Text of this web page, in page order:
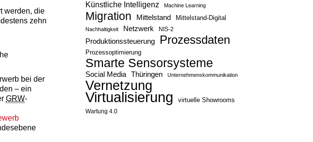
werden, die
zehn
bei der
– ein
GRW-
Künstliche Intelligenz
Machine Learning
Migration Mittelstand Mittelstand-Digital
Nachhaltigkeit Netzwerk NIS-2
Produktionssteuerung Prozessdaten
Prozessoptimierung
Smarte Sensorsysteme
Social Media Thüringen Unternehmenskommunikation
Vernetzung
Virtualisierung
virtuelle Showrooms
Wartung 4.0